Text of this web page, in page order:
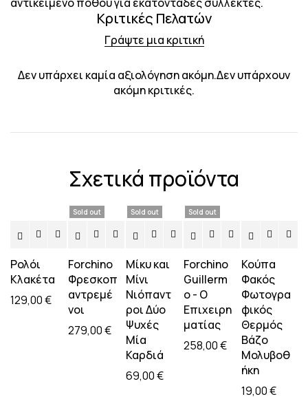
Κριτικές Πελατών
Γράψτε μια κριτική
Δεν υπάρχει καμία αξιολόγηση ακόμη.Δεν υπάρχουν
ακόμη κριτικές.
Σχετικά προϊόντα
Ρολόι
Κλακέτα
129,00€
Sold out
Forchino
Φρεσκοπ
αντρεμέ
νοι
279,00€
Sold out
Μίκυ και
Μίνι
Νιόπαντ
ροι Δύο
Ψυχές
Μία
Καρδιά
69,00€
Sold out
Forchino
Guillerm
o - Ο
Επιχειρη
ματίας
258,00€
Κούπα
Φακός
Φωτογρα
φικός
Θερμός
Βάζο
Mολυβοθ
ήκη
19,00€